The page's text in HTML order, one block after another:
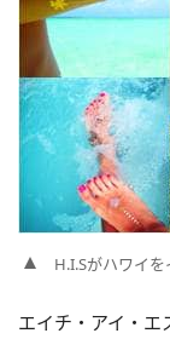
H.I.Sがハワイ
エイチ・アイ・